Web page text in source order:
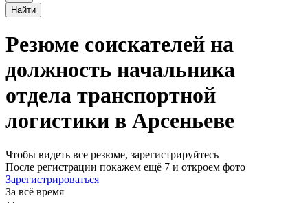
Найти
Резюме соискателей на
должность начальника
отдела транспортной
логистики в Арсеньеве
Чтобы видеть все резюме, зарегистрируйтесь
После регистрации покажем ещё 7 и откроем фото
Зарегистрироваться
За всё время